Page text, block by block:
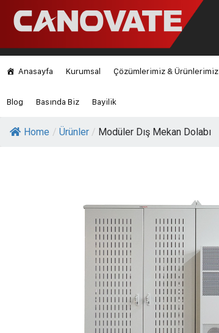
Anasayfa Kurumsal Çözümlerimiz & Ürünlerimiz
Blog Basında Biz Bayilik
Home / Ürünler / Modüler Dış Mekan Dolabı